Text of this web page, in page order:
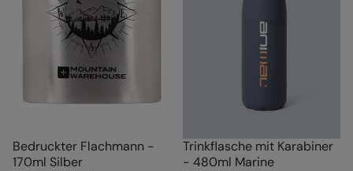
Bedruckter Flachmann -
170ml Silber
Trinkflasche mit Karabiner
- 480ml Marine